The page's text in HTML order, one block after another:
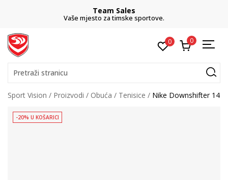
Team Sales
Vaše mjesto za timske sportove.
0 0
Pretraži stranicu
Sport Vision Proizvodi Obuća Tenisice Nike Downshifter 14
-20% U KOŠARICI